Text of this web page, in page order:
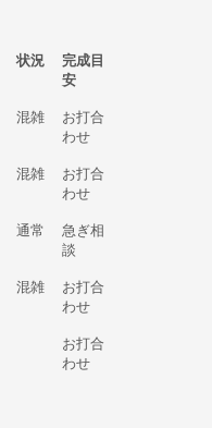
状況
完成目
安
混雑
お打合
わせ
混雑
お打合
わせ
通常
急ぎ相
談
混雑
お打合
わせ
お打合
わせ